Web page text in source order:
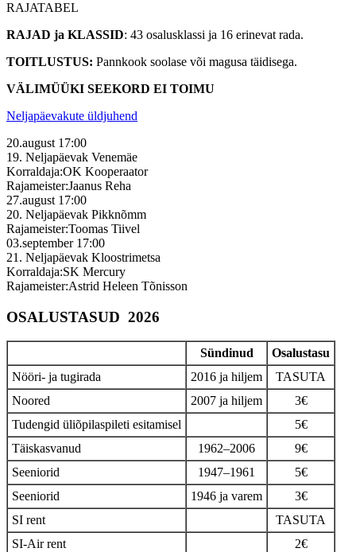
RAJATABEL
RAJAD ja KLASSID: 43 osalusklassi ja 16 erinevat rada.
TOITLUSTUS: Pannkook soolase või magusa täidisega.
VÄLIMÜÜKI SEEKORD EI TOIMU
Neljapäevakute üldjuhend
20.august 17:00
19. Neljapäevak Venemäe
Korraldaja:OK Kooperaator
Rajameister:Jaanus Reha
27.august 17:00
20. Neljapäevak Pikknõmm
Rajameister:Toomas Tiivel
03.september 17:00
21. Neljapäevak Kloostrimetsa
Korraldaja:SK Mercury
Rajameister:Astrid Heleen Tõnisson
OSALUSTASUD 2026
Sündinud
Osalustasu
Nööri- ja tugirada
2016 ja hiljem
TASUTA
Noored
2007 ja hiljem
3€
Tudengid üliõpilaspileti esitamisel
5€
Täiskasvanud
1962–2006
9€
Seeniorid
1947–1961
5€
Seeniorid
1946 ja varem
3€
SI rent
TASUTA
SI-Air rent
2€